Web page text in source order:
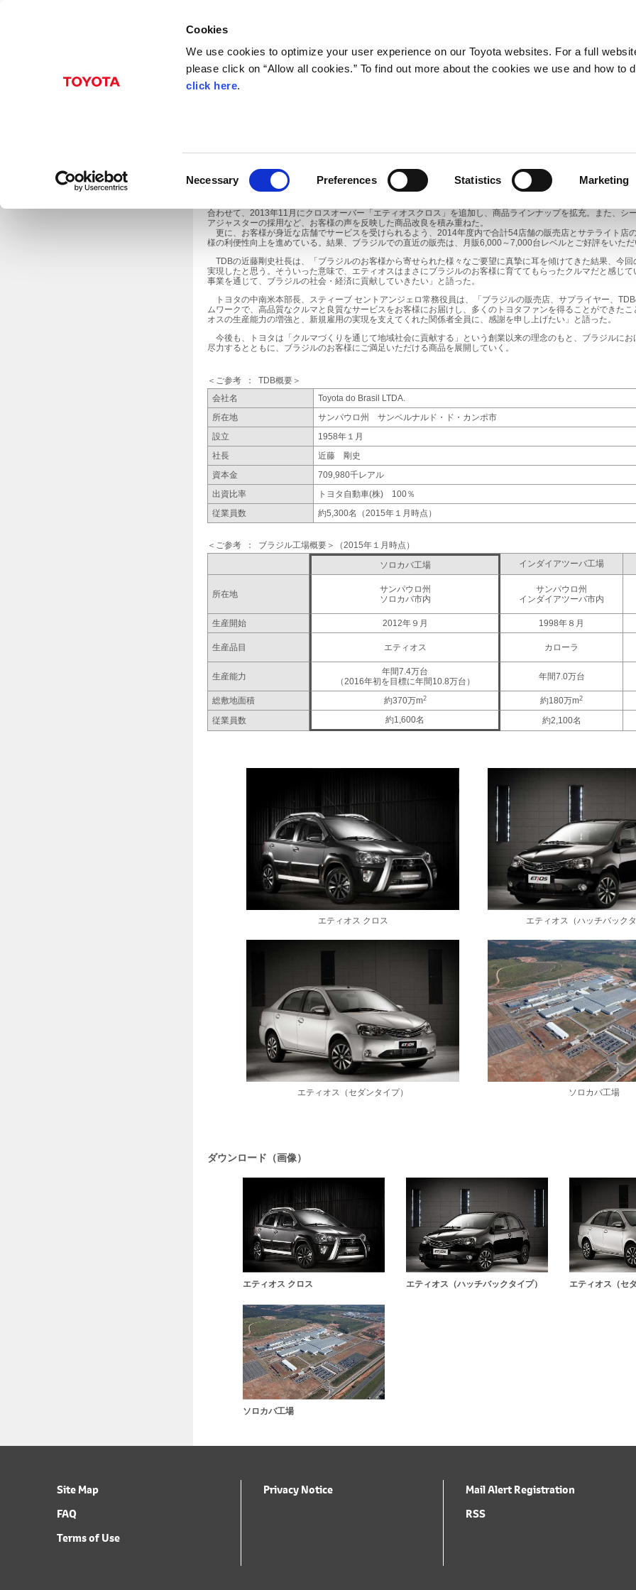
Cookies
We use cookies to optimize your user experience on our Toyota websites. For a full
please click on “Allow all cookies.” To find out more about the cookies we use and how to
click here.
Necessary Preferences Statistics Marketing
トヨタ自動車(株)（以下、トヨタ）は、ブラジルにおける製造・販売子会社であるToyota do Brasil LTDA.（ブ
スの需要増に対応するためのもので、投資額は約45億円を予定している。
今回の能増では、工程改善・既存設備の活用などの地道なカイゼンを積み重ね、投資効率を高めている。
合わせて、2013年11月にクロスオーバー「エティオスクロス」を追加し、商品ラインナップを拡充。また、シ
アジャスターの採用など、お客様の声を反映した商品改良を積み重ねた。
更に、お客様が身近な店舗でサービスを受けられるよう、2014年度内で合計54店舗の販売店とサテライト店
様の利便性向上を進めている。結果、ブラジルでの直近の販売は、月販6,000～7,000台レベルとご好評をいた
TDBの近藤剛史社長は、「ブラジルのお客様から寄せられた様々なご要望に真摯に耳を傾けてきた結果、今
実現したと思う。そういった意味で、エティオスはまさにブラジルのお客様に育ててもらったクルマだと感じ
事業を通じて、ブラジルの社会・経済に貢献していきたい」と語った。
トヨタの中南米本部長、スティーブ セントアンジェロ常務役員は、「ブラジルの販売店、サプライヤー、
ムワークで、高品質なクルマと良質なサービスをお客様にお届けし、多くのトヨタファンを得ることができた
オスの生産能力の増強と、新規雇用の実現を支えてくれた関係者全員に、感謝を申し上げたい」と語った。
今後も、トヨタは「クルマづくりを通じて地域社会に貢献する」という創業以来の理念のもと、ブラジルに
尽力するとともに、ブラジルのお客様にご満足いただける商品を展開していく。
ご参考
TDB概要
会社名
Toyota do Brasil LTDA.
所在地
サンパウロ州 サンベルナルド・ド・カンポ市
設立
1958年１月
社長
近藤 剛史
資本金
709,980千レアル
出資比率
トヨタ自動車(株) 100％
従業員数
約5,300名（2015年１月時点）
ご参考 ブラジル工場概要
2015年１月時点
ソロカバ工場
インダイアツーバ工場
所在地
サンパウロ州
ソロカバ市内
サンパウロ州
インダイアツーバ市内
生産開始 2012年９月 1998年８月
生産品目 エティオス カローラ
生産能力
年間7.4万台
（2016年初を目標に年間10.8万台）
年間7.0万台
総敷地面積 約370万m2 約180万m2
従業員数 約1,600名 約2,100名
エティオス クロス エティオス（ハッチバック
エティオス（セダンタイプ） ソロカバ工場
ダウンロード（画像）
エティオス クロス エティオス（ハッチバックタイプ） エティオス（セ
ソロカバ工場
Site Map
FAQ
Terms of Use
Privacy Notice
Mail Alert Registration
RSS